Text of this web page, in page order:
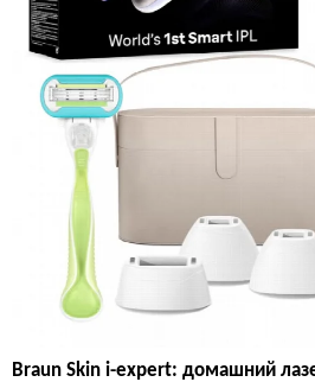
Braun Skin i-expert: домашний